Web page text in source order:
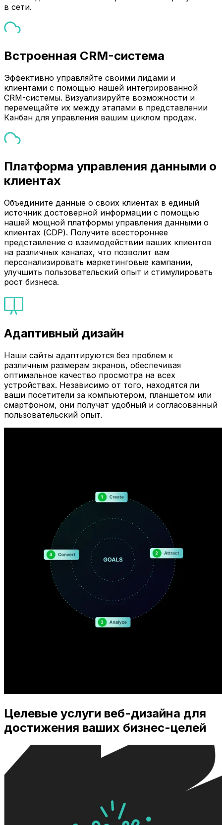
в сети.
Встроенная CRM-система
Эффективно управляйте своими лидами и
клиентами с помощью нашей интегрированной
CRM-системы. Визуализируйте возможности и
перемещайте их между этапами в представлении
Канбан для управления вашим циклом продаж.
Платформа управления данными о
клиентах
Объедините данные о своих клиентах в единый
источник достоверной информации с помощью
нашей мощной платформы управления данными о
клиентах (CDP). Получите всестороннее
представление о взаимодействии ваших клиентов
на различных каналах, что позволит вам
персонализировать маркетинговые кампании,
улучшить пользовательский опыт и стимулировать
рост бизнеса.
Адаптивный дизайн
Наши сайты адаптируются без проблем к
различным размерам экранов, обеспечивая
оптимальное качество просмотра на всех
устройствах. Независимо от того, находятся ли
ваши посетители за компьютером, планшетом или
смартфоном, они получат удобный и согласованный
пользовательский опыт.
Целевые услуги веб-дизайна для
достижения ваших бизнес-целей